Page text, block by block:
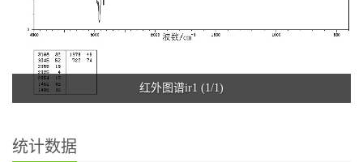
红外图谱ir1 (1/1)
统计数据